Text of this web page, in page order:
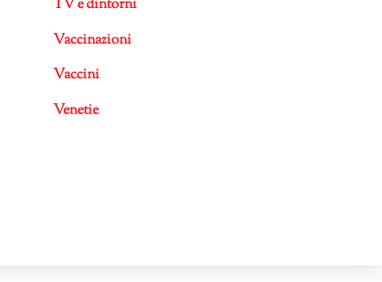
TV e dintorni
Vaccinazioni
Vaccini
Venetie